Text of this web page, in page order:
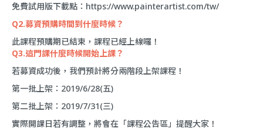
免費試用版下載點： https://www.painterartist.com/tw/
Q2.募資預購時間到什麼時候？
此課程預購期已結束，課程已經上線囉！
Q3.這門課什麼時候開始上課？
若募資成功後，我們預計將分兩階段上架課程！
第一批上架：2019/6/28(五)
第二批上架：2019/7/31(三)
實際開課日若有調整，將會在「課程公告區」提醒大家！